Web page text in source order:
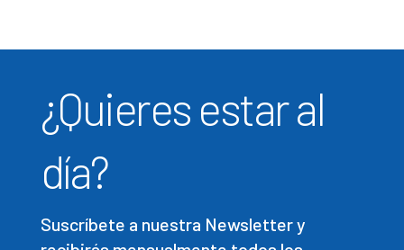
¿Quieres estar al
día?
Suscríbete a nuestra Newsletter y